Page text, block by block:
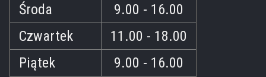
Środa
9.00 - 16.00
Czwartek
11.00 - 18.00
Piątek
9.00 - 16.00